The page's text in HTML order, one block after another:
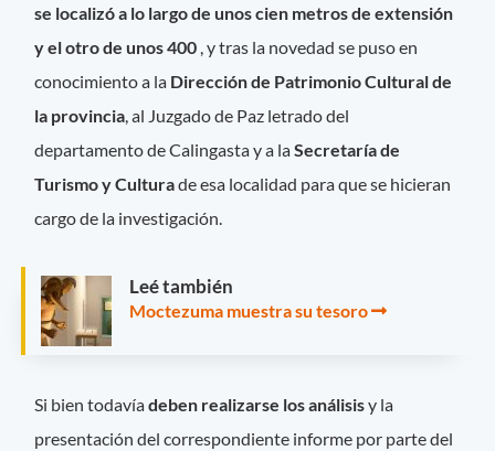
se localizó a lo largo de unos cien metros de extensión
y el otro de unos 400 , y tras la novedad se puso en
conocimiento a la Dirección de Patrimonio Cultural de
la provincia, al Juzgado de Paz letrado del
departamento de Calingasta y a laSecretaría de
Turismo y Culturade esa localidad para que se hicieran
cargo de la investigación.
Leé también
Moctezuma muestra su tesoro
Si bien todavíadeben realizarse los análisisy la
presentación del correspondiente informe por parte del